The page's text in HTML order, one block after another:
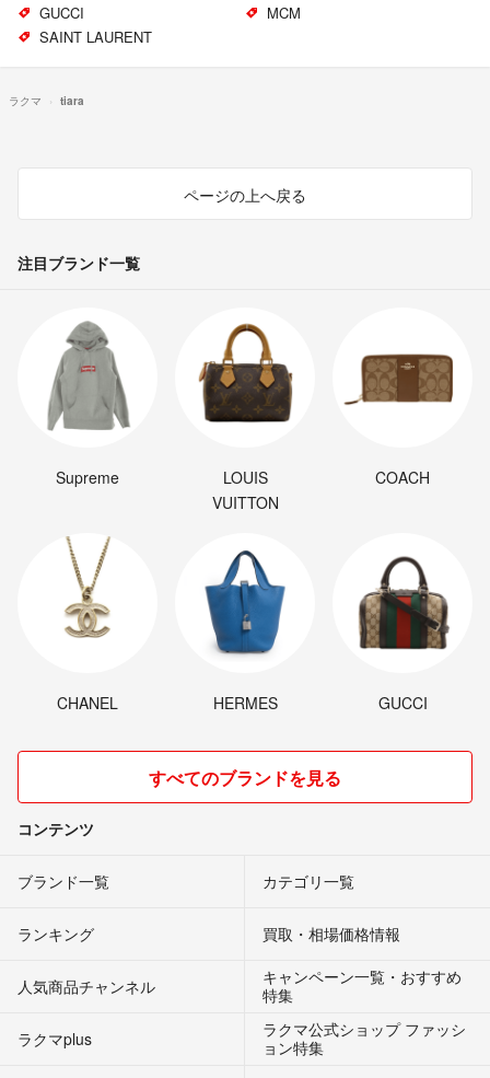
GUCCI
MCM
SAINT LAURENT
ラクマ tiara
ページの上へ戻る
注目ブランド一覧
Supreme
LOUIS
VUITTON
COACH
CHANEL HERMES GUCCI
すべてのブランドを見る
コンテンツ
ブランド一覧 カテゴリ一覧
ランキング 買取・相場価格情報
人気商品チャンネル
キャンペーン一覧・おすすめ
特集
ラクマplus
ラクマ公式ショップ ファッシ
ョン特集